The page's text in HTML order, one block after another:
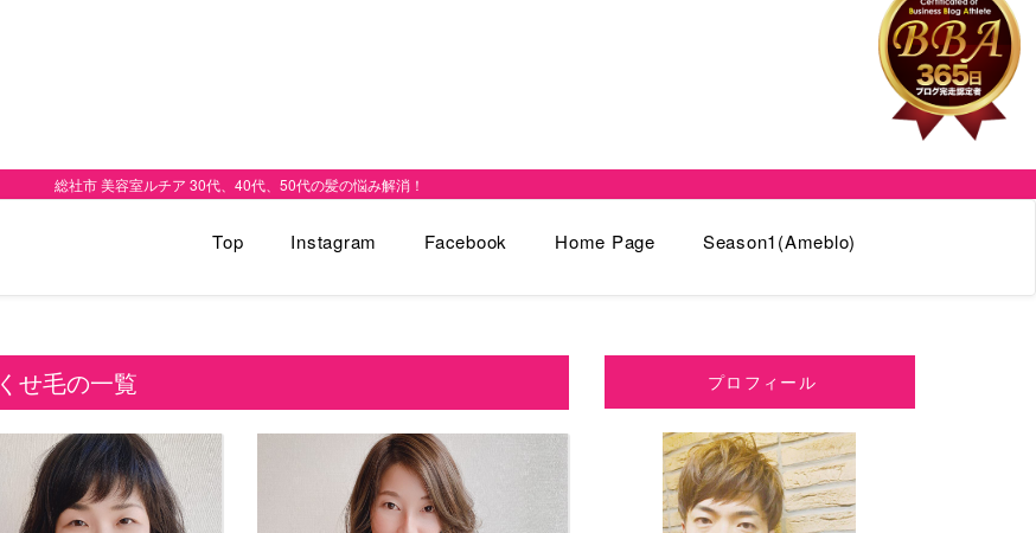
総社市 美容室ルチア 30代、40代、50代の髪の悩み解消！
Top Instagram Facebook Home Page Season1(Ameblo)
くせ毛の一覧 プロフィール